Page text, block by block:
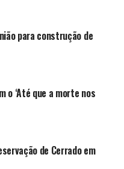
para construção de
o ‘Até que a morte nos
de Cerrado em